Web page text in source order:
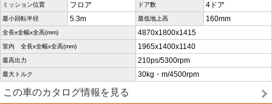
ミッション位置 フロア ドア数 4ドア
最小回転半径 5.3m 最低地上高 160mm
全長x全幅x全高(mm) 4870x1800x1415
室内 全長x全幅x全高(mm) 1965x1400x1140
最高出力 210ps/5300rpm
最大トルク 30kg・m/4500rpm
この車のカタログ情報を見る